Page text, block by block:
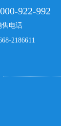
922-992
售电话
2186611